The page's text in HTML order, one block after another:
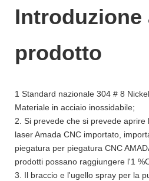
Introduzione
prodotto
1 Standard nazionale 304 # 8
Materiale in acciaio inossidabile;
2. Si prevede che si prevede aprire
laser Amada CNC importato,
piegatura per piegatura CNC
prodotti possano raggiungere l'1
3. Il braccio e l'ugello spray per la